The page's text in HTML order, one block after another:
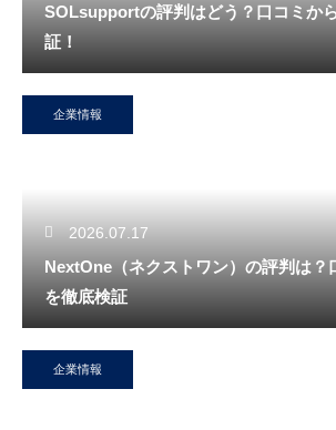
SOLsupportの評判はどう？口コミか
証！
企業情報
2026.07.17
NextOne（ネクストワン）の評判は？
を徹底検証
企業情報